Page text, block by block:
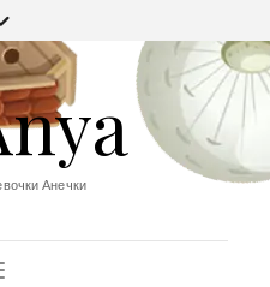
Анечки
навигацию